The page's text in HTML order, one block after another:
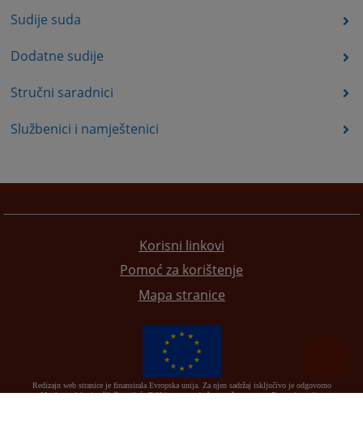
Sudije suda
Dodatne sudije
Stručni saradnici
Službenici i namještenici
Korisni linkovi
Pomoć za korištenje
Mapa stranice
Redizajn web stranice je finansirala Evropska unija. Za njen sadržaj isključivo je odgovorno
Visoko sudsko i tužilačko vijeće BiH i ona ne odražava nužno stavove Evropske unije.